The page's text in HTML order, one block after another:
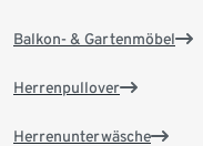
Balkon- & Gartenmöbel
Herrenpullover
Herrenunterwäsche